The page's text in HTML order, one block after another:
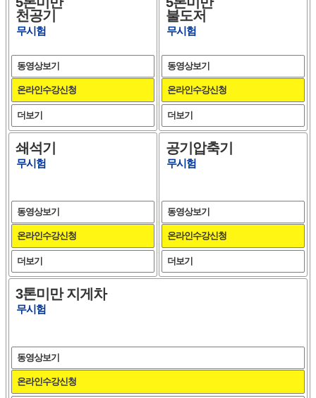
천공기
무시험
더보기
온라인수강신청
동영상보기
불도저
무시험
더보기
온라인수강신청
동영상보기
쇄석기
무시험
더보기
온라인수강신청
동영상보기
공기압축기
무시험
더보기
온라인수강신청
동영상보기
3톤미만 지게차
무시험
온라인수강신청
동영상보기